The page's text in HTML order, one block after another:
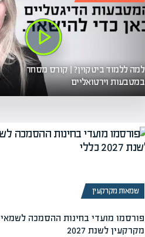
למה ללמוד ביטקוין? | קורס מסחר
במטבעות וירטואליים
שמאות מקרקעין
פורסמו מועדי בחינות ההסמכה לשמאי
מקרקעין לשנת 2027